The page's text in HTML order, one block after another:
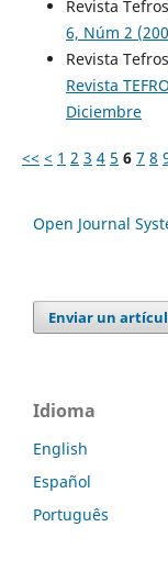
Revista
6, Núm 2
Revista
Revista
Diciembre
<< < 1 2 3 4 5 6 7 8
Open Journal
Enviar un
Idioma
English
Español
Português